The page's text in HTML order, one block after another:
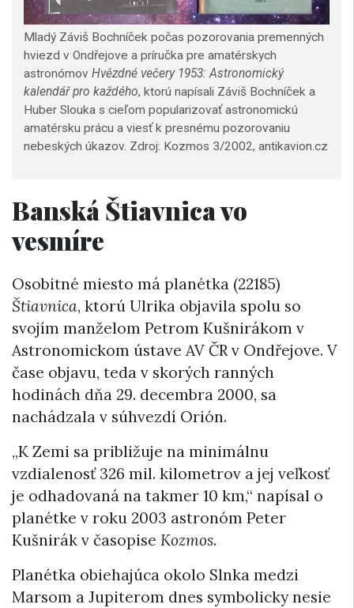
Mladý Záviš Bochníček počas pozorovania premenných
hviezd v Ondřejove a príručka pre amatérskych
astronómov Hvězdné večery 1953: Astronomický
kalendář pro každého, ktorú napísali Záviš Bochníček a
Huber Slouka s cieľom popularizovať astronomickú
amatérsku prácu a viesť k presnému pozorovaniu
nebeských úkazov. Zdroj: Kozmos 3/2002, antikavion.cz
Banská Štiavnica vo
vesmíre
Osobitné miesto má planétka (22185)
Štiavnica, ktorú Ulrika objavila spolu so
svojím manželom Petrom Kušnirákom v
Astronomickom ústave AV ČR v Ondřejove. V
čase objavu, teda v skorých ranných
hodinách dňa 29. decembra 2000, sa
nachádzala v súhvezdí Orión.
„K Zemi sa približuje na minimálnu
vzdialenosť 326 mil. kilometrov a jej veľkosť
je odhadovaná na takmer 10 km,“ napísal o
planétke v roku 2003 astronóm Peter
Kušnirák v časopise Kozmos.
Planétka obiehajúca okolo Slnka medzi
Marsom a Jupiterom dnes symbolicky nesie